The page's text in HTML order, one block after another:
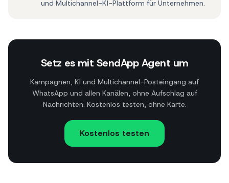
und Multichannel-KI-Plattform für Unternehmen.
Setz es mit SendApp Agent um
Kampagnen, KI und Multichannel-Posteingang auf
WhatsApp und allen Kanälen, ohne Aufschlag auf
Nachrichten. Kostenlos testen, ohne Karte.
Kostenlos testen